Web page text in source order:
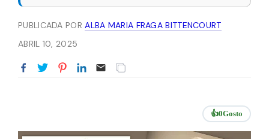
PUBLICADA PORALBA MARIA FRAGA BITTENCOURT
ABRIL 10, 2025
👍0Gosto